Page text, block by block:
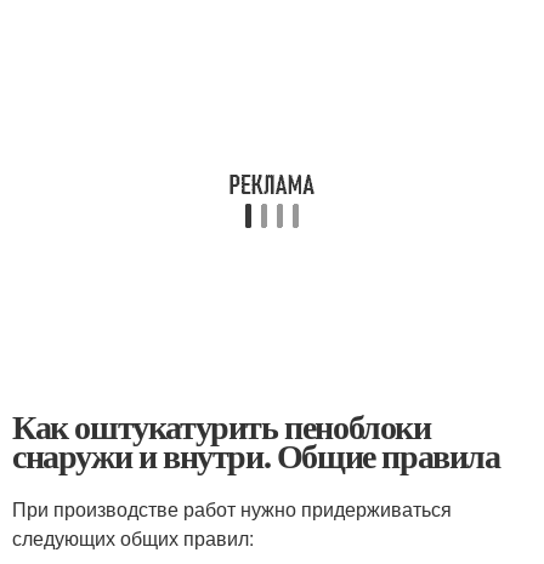
Как оштукатурить пеноблоки
снаружи и внутри. Общие правила
При производстве работ нужно придерживаться
следующих общих правил: